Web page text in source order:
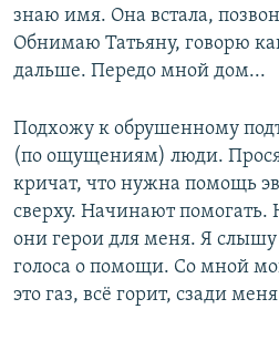
знаю имя. Она встала,
Обнимаю Татьяну, говорю
дальше. Передо мной дом...
Подхожу к обрушенному
(по ощущениям) люди.
кричат, что нужна помощь
сверху. Начинают
они герои для меня. Я слышу
голоса о помощи. Со мной
это газ, всё горит, сзади